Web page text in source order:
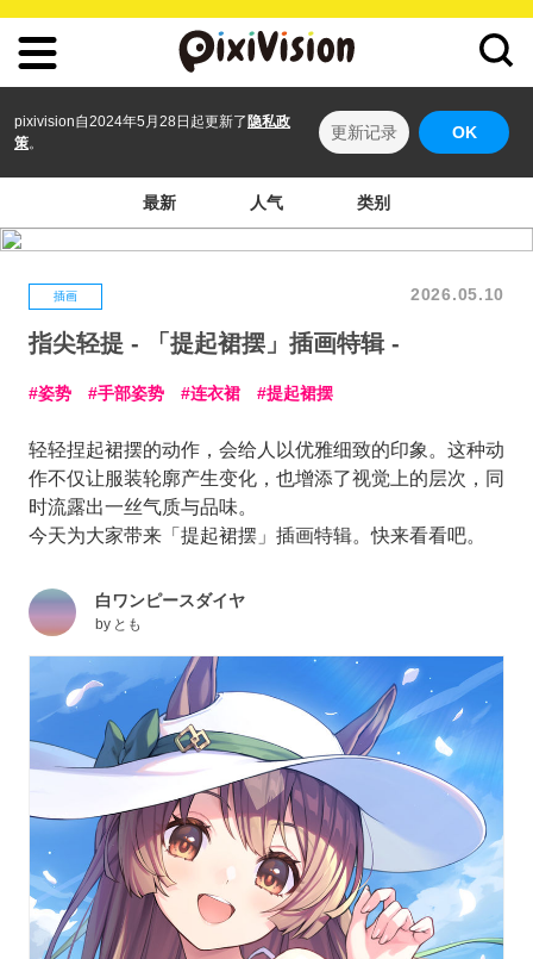
pixivision自2024年5月28日起更新了 隐私政
策。
更新记录 OK
最新 人气 类别
插画 2026.05.10
指尖轻提 - 「提起裙摆」插画特辑 -
姿势 手部姿势 连衣裙 提起裙摆
轻轻捏起裙摆的动作，会给人以优雅细致的印象。这种动
作不仅让服装轮廓产生变化，也增添了视觉上的层次，同
时流露出一丝气质与品味。
今天为大家带来「提起裙摆」插画特辑。快来看看吧。
白ワンピースダイヤ
by とも